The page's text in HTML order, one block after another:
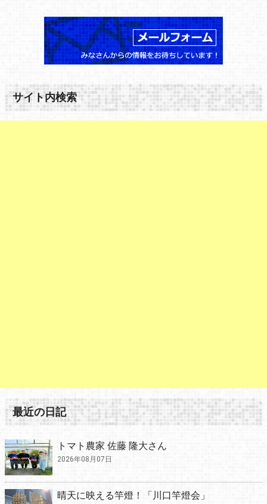
サイト内検索
最近の日記
トマト農家 佐藤 隆大さん
2026年08月07日
晴天に映える竿燈！「川口竿燈会」